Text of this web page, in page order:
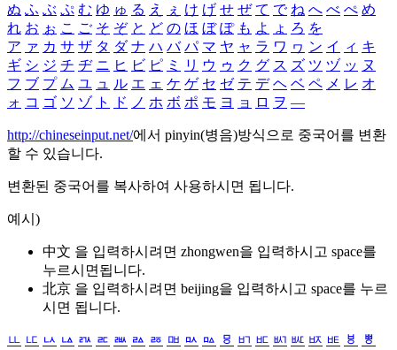
ぬ ふ ぶ ぷ む ゆ ゅ る え ぇ け げ せ ぜ て で ね へ べ ぺ め
れ お ぉ こ ご そ ぞ と ど の ほ ぼ ぽ も よ ょ ろ を
ア ァ カ サ ザ タ ダ ナ ハ バ パ マ ヤ ャ ラ ワ ヮ ン イ ィ キ
ギ シ ジ チ ヂ ニ ヒ ビ ピ ミ リ ウ ゥ ク グ ス ズ ツ ヅ ッ ヌ
フ ブ プ ム ユ ュ ル エ ェ ケ ゲ セ ゼ テ デ ヘ ベ ペ メ レ オ
ォ コ ゴ ソ ゾ ト ド ノ ホ ボ ポ モ ヨ ョ ロ ヲ ―
http://chineseinput.net/에서 pinyin(병음)방식으로 중국어를 변환
할 수 있습니다.
변환된 중국어를 복사하여 사용하시면 됩니다.
예시)
中文 을 입력하시려면 zhongwen을 입력하시고 space를
누르시면됩니다.
北京 을 입력하시려면 beijing을 입력하시고 space를 누르
시면 됩니다.
ㅥ ㅦ ㅧ ㅨ ㅩ ㅪ ㅫ ㅬ ㅭ ㅮ ㅯ ㅰ ㅱ ㅲ ㅳ ㅴ ㅵ ㅶ ㅷ ㅸ
ㅹ